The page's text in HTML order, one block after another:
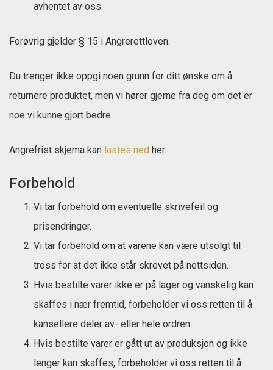
avhentet av oss.
Forøvrig gjelder § 15 i Angrerettloven.
Du trenger ikke oppgi noen grunn for ditt ønske om å
returnere produktet, men vi hører gjerne fra deg om det er
noe vi kunne gjort bedre.
Angrefrist skjema kan lastes ned her.
Forbehold
Vi tar forbehold om eventuelle skrivefeil og
prisendringer.
Vi tar forbehold om at varene kan være utsolgt til
tross for at det ikke står skrevet på nettsiden.
Hvis bestilte varer ikke er på lager og vanskelig kan
skaffes i nær fremtid, forbeholder vi oss retten til å
kansellere deler av- eller hele ordren.
Hvis bestilte varer er gått ut av produksjon og ikke
lenger kan skaffes, forbeholder vi oss retten til å